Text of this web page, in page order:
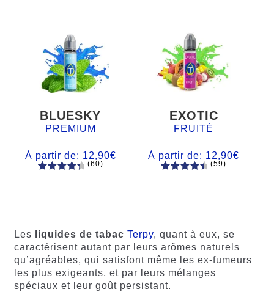
BLUESKY
PREMIUM
À partir de: 12,90€
notations
client
(60)
EXOTIC
FRUITÉ
À partir de: 12,90€
client
(59)
Les liquides de tabac Terpy, quant à eux, se
caractérisent autant par leurs arômes naturels
qu’agréables, qui satisfont même les ex-fumeurs
les plus exigeants, et par leurs mélanges
spéciaux et leur goût persistant.